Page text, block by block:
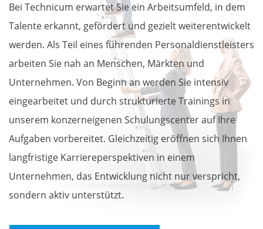
Bei Technicum erwartet Sie ein Arbeitsumfeld, in dem
Talente erkannt, gefördert und gezielt weiterentwickelt
werden. Als Teil eines führenden Personaldienstleisters
arbeiten Sie nah an Menschen, Märkten und
Unternehmen. Von Beginn an werden Sie intensiv
eingearbeitet und durch strukturierte Trainings in
unserem konzerneigenen Schulungscenter auf Ihre
Aufgaben vorbereitet. Gleichzeitig eröffnen sich Ihnen
langfristige Karriereperspektiven in einem
Unternehmen, das Entwicklung nicht nur verspricht,
sondern aktiv unterstützt.